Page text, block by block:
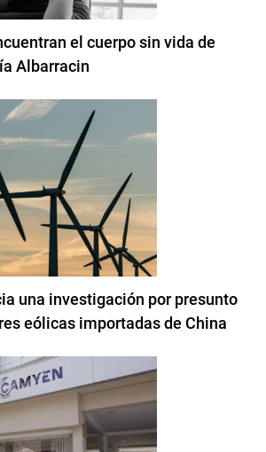
el cuerpo sin vida de
Albarracin
una investigación por presunto
eólicas importadas de China